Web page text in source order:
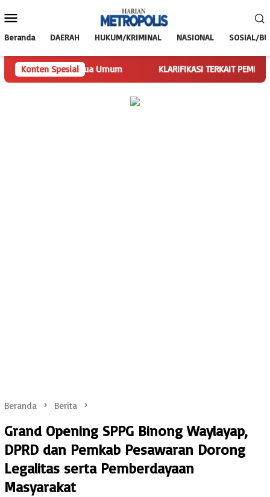
ke
Mobile
Beranda DAERAH HUKUM/KRIMINAL NASIONAL SOSIAL/
Konten Spesial
Tugas Ketua Umum KLARIFIKASI TERKAIT
Beranda Berita
Grand Opening SPPG Binong Waylayap,
DPRD dan Pemkab Pesawaran Dorong
Legalitas serta Pemberdayaan
Masyarakat